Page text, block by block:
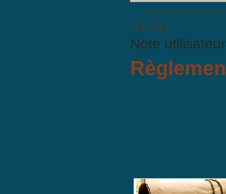
Créé le lundi 13 août
21767
Note